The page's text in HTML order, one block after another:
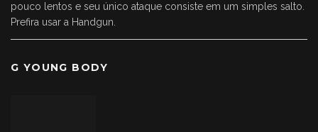
pouco lentos e seu único ataque consiste em um simples salto.
Prefira usar a Handgun.
G YOUNG BODY